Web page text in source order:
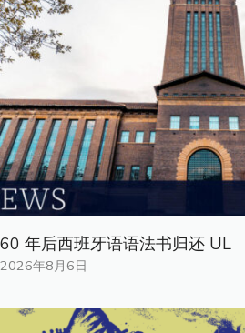
60 年后西班牙语语法书归还 UL
2026年8月6日